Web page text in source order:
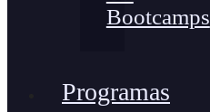
Bootcamps
Programas